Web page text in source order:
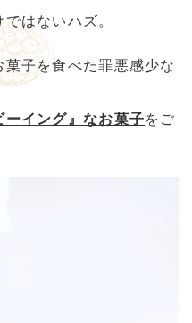
はないハズ。
子を食べた罪悪感少な
イング』なお菓子をご